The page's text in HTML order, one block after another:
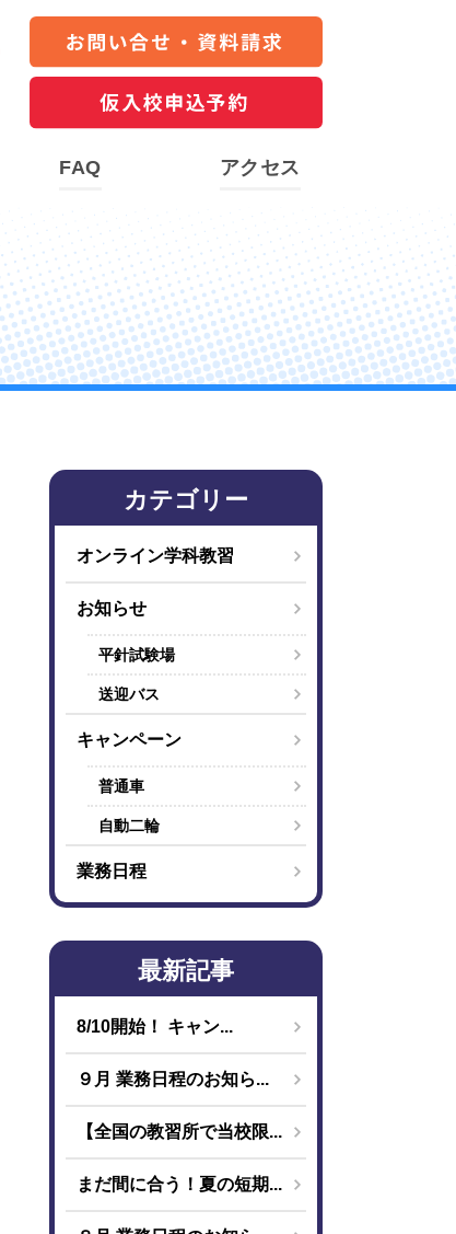
FAQ アクセス
カテゴリー
オンライン学科教習
お知らせ
平針試験場
送迎バス
キャンペーン
普通車
自動二輪
業務日程
最新記事
8/10開始！ キャン...
９月 業務日程のお知ら...
【全国の教習所で当校限...
まだ間に合う！夏の短期...